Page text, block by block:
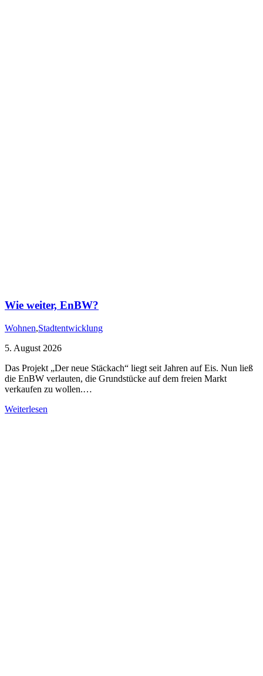
Wie weiter, EnBW?
Wohnen,Stadtentwicklung
5. August 2026
Das Projekt „Der neue Stäckach“ liegt seit Jahren auf Eis. Nun ließ
die EnBW verlauten, die Grundstücke auf dem freien Markt
verkaufen zu wollen.…
Weiterlesen